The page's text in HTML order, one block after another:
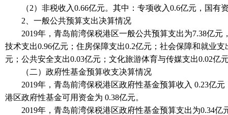
（2）非税收入0.66亿元。其中：专项收入0.6亿元，国有
2、一般公共预算支出决算情况
2019年，青岛前湾保税港区一般公共预算支出为7.38亿元
技术支出0.96亿元；住房保障支出0.2亿元；社会保障和就业
元；公共安全支出0.03亿元；文化旅游体育与传媒支出0.02亿
（二）政府性基金预算收支决算情况
2019年，青岛前湾保税港区政府性基金预算收入 0.23亿元
港区政府性基金可用资金为 0.38亿元。
2019年，青岛前湾保税港区政府性基金预算支出为0.34亿